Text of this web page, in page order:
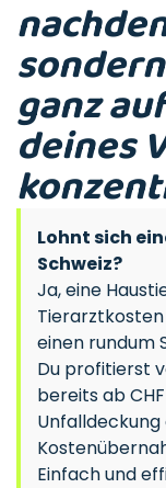
ganz
deines
Lohnt sich
Schweiz?
Ja, eine
einen rundum
Du profitierst
bereits ab
Einfach und